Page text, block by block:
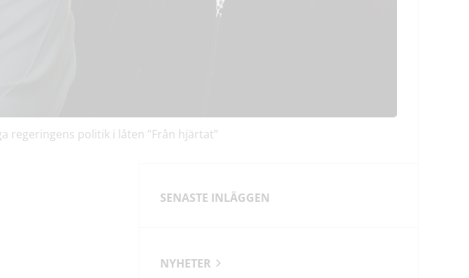
regeringens politik i låten ”Från hjärtat”
SENASTE INLÄGGEN
NYHETER